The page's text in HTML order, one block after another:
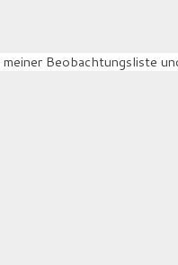
Beobachtungsliste